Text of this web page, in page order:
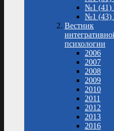
№1 (41)
№1 (43)
Вестник
психологии
2006
2007
2008
2009
2010
2011
2012
2013
2016